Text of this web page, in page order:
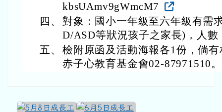
kbsUAmv9gWmcM7
四、 對象：國小一年級至六年級有需
D/ASD等狀況孩子之家長)，人
五、 檢附原函及活動海報各1份，倘
赤子心教育基金會02-87971510。